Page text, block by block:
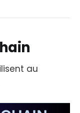
au